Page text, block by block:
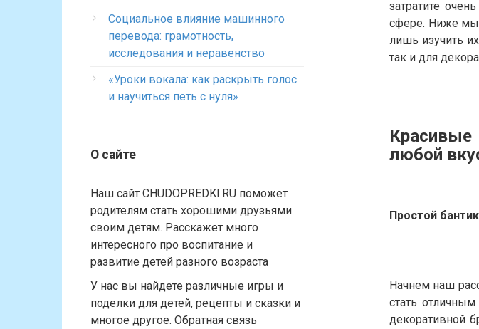
затратите
сфере. Ниже мы
лишь изучить
так и для
Красивые
любой
Простой
Начнем наш
стать
декоративной
Социальное влияние машинного
перевода: грамотность,
исследования и неравенство
«Уроки вокала: как раскрыть голос
и научиться петь с нуля»
О сайте
Наш сайт CHUDOPREDKI.RU поможет
родителям стать хорошими друзьями
своим детям. Расскажет много
интересного про воспитание и
развитие детей разного возраста
У нас вы найдете различные игры и
поделки для детей, рецепты и сказки и
многое другое. Обратная связь